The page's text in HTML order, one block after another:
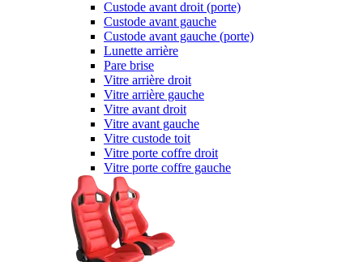
Custode avant droit (porte)
Custode avant gauche
Custode avant gauche (porte)
Lunette arrière
Pare brise
Vitre arrière droit
Vitre arrière gauche
Vitre avant droit
Vitre avant gauche
Vitre custode toit
Vitre porte coffre droit
Vitre porte coffre gauche